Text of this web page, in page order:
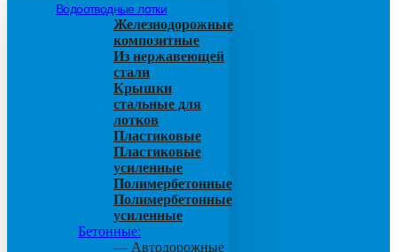
Водоотводные лотки
Железнодорожные
композитные
Из нержавеющей
стали
Крышки
стальные для
лотков
Пластиковые
Пластиковые
усиленные
Полимербетонные
Полимербетонные
усиленные
Бетонные:
— Автодорожные